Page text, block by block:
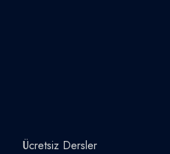
Ücretsiz Dersler